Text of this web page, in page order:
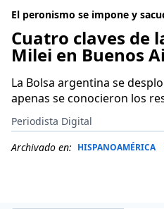
El peronismo se impone y
Cuatro claves de
Milei en Buenos
La Bolsa argentina se
apenas se conocieron los
Periodista Digital
Archivado en: HISPANOAMÉRICA